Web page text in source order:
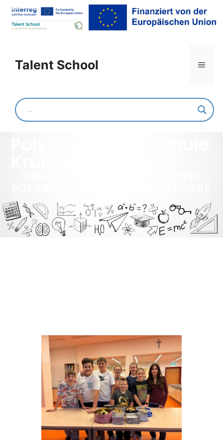
Talent School
Mittelschule und
KRUMBACH